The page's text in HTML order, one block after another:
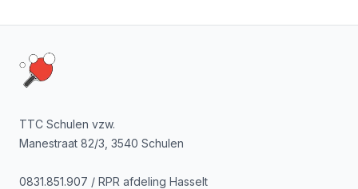
TTC Schulen vzw.
Manestraat 82/3, 3540 Schulen
0831.851.907 / RPR afdeling Hasselt